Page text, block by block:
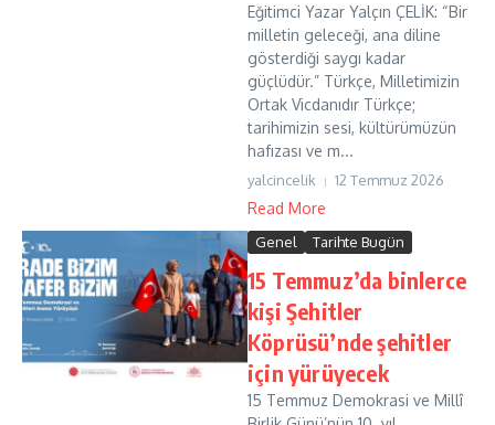
Eğitimci Yazar Yalçın ÇELİK: “Bir
milletin geleceği, ana diline
gösterdiği saygı kadar
güçlüdür.” Türkçe, Milletimizin
Ortak Vicdanıdır Türkçe;
tarihimizin sesi, kültürümüzün
hafızası ve m...
yalcincelik 12 Temmuz 2026
Read More
Genel Tarihte Bugün
15 Temmuz’da binlerce
kişi Şehitler
Köprüsü’nde şehitler
için yürüyecek
15 Temmuz Demokrasi ve Millî